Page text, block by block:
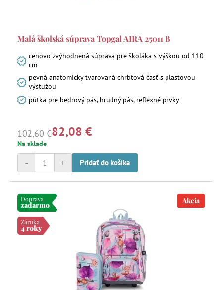
Malá školská súprava Topgal AIRA 25011 B
cenovo zvýhodnená súprava pre školáka s výškou od 110
cm
pevná anatomicky tvarovaná chrbtová časť s plastovou
výstužou
pútka pre bedrový pás, hrudný pás, reflexné prvky
102,60 €82,08 €
Na sklade
+
- Pridať do košíka
Doprava
zadarmo
Záruka
4 roky
Akcia